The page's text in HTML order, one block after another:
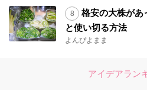
格安の大株が
と使い切る方法
よんぴよまま
アイデアラン